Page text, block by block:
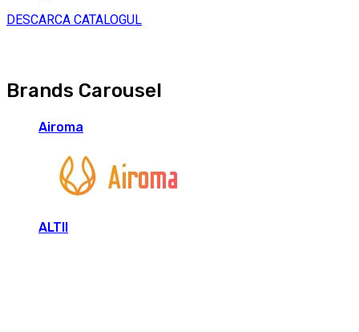
DESCARCA CATALOGUL
Brands Carousel
Airoma
ALTII